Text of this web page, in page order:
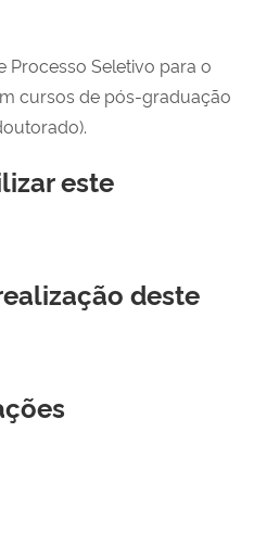
Processo Seletivo para o
cursos de pós-graduação
este
deste